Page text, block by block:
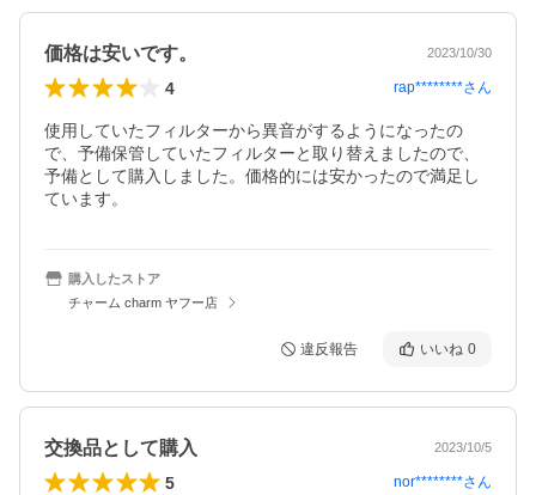
価格は安いです。 2023/10/30
4 rap********さん
使用していたフィルターから異音がするようになったの
で、予備保管していたフィルターと取り替えましたので、
予備として購入しました。価格的には安かったので満足し
ています。
購入したストア
チャーム charm ヤフー店
違反報告 いいね 0
交換品として購入 2023/10/5
5 nor********さん